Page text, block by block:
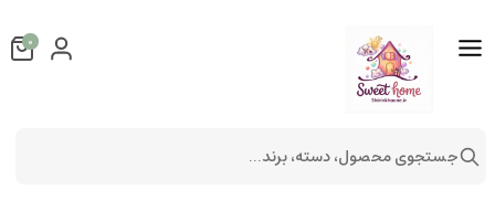
0
جستجوی محصول، دسته، برند...